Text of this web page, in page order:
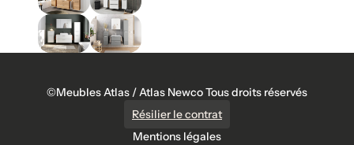
©Meubles Atlas / Atlas Newco Tous droits réservés
Résilier le contrat
Mentions légales